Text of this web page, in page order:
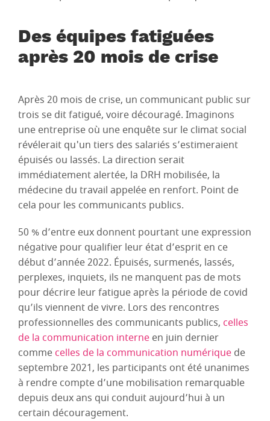
Des équipes fatiguées
après 20 mois de crise
Après 20 mois de crise, un communicant public sur
trois se dit fatigué, voire découragé. Imaginons
une entreprise où une enquête sur le climat social
révélerait qu'un tiers des salariés s’estimeraient
épuisés ou lassés. La direction serait
immédiatement alertée, la DRH mobilisée, la
médecine du travail appelée en renfort. Point de
cela pour les communicants publics.
50 % d’entre eux donnent pourtant une expression
négative pour qualifier leur état d’esprit en ce
début d’année 2022. Épuisés, surmenés, lassés,
perplexes, inquiets, ils ne manquent pas de mots
pour décrire leur fatigue après la période de covid
qu’ils viennent de vivre. Lors des rencontres
professionnelles des communicants publics, celles
de la communication interne en juin dernier
comme celles de la communication numérique de
septembre 2021, les participants ont été unanimes
à rendre compte d’une mobilisation remarquable
depuis deux ans qui conduit aujourd’hui à un
certain découragement.